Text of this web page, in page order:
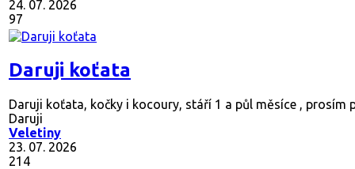
24. 07. 2026
97
Daruji koťata
Daruji koťata, kočky i kocoury, stáří 1 a půl měsíce , prosím
Daruji
Veletiny
23. 07. 2026
214